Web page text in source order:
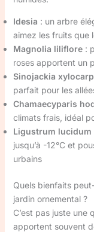
Idesia : un arbre
aimez les fruits que
Magnolia liliflore:
roses apportent un
Sinojackia
parfait pour les
Chamaecyparis
climats frais, idéal
Ligustrum lucidum
jusqu’à -12°C et
urbains
Quels bienfaits
jardin ornemental ?
C’est pas juste une
apportent souvent